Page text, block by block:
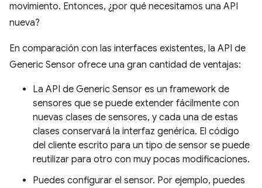
movimiento. Entonces, ¿por qué necesitamos una API
nueva?
En comparación con las interfaces existentes, la API de
Generic Sensor ofrece una gran cantidad de ventajas:
La API de Generic Sensor es un framework de
sensores que se puede extender fácilmente con
nuevas clases de sensores, y cada una de estas
clases conservará la interfaz genérica. El código
del cliente escrito para un tipo de sensor se puede
reutilizar para otro con muy pocas modificaciones.
Puedes configurar el sensor. Por ejemplo, puedes